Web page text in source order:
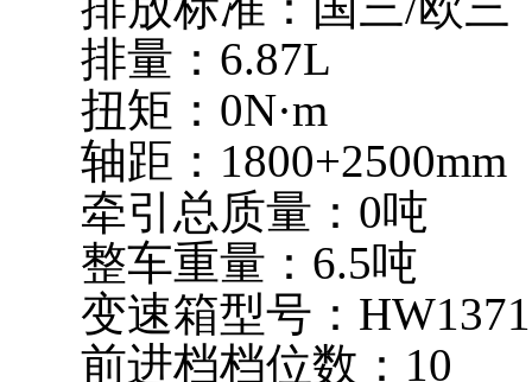
发动机型号：MC07
马力：336马力
排放标准：国三/欧三
排量：6.87L
扭矩：0N·m
轴距：1800+2500mm
牵引总质量：0吨
整车重量：6.5吨